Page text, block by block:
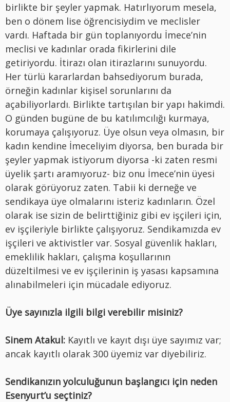
birlikte bir şeyler yapmak. Hatırlıyorum mesela,
ben o dönem lise öğrencisiydim ve meclisler
vardı. Haftada bir gün toplanıyordu İmece’nin
meclisi ve kadınlar orada fikirlerini dile
getiriyordu. İtirazı olan itirazlarını sunuyordu.
Her türlü kararlardan bahsediyorum burada,
örneğin kadınlar kişisel sorunlarını da
açabiliyorlardı. Birlikte tartışılan bir yapı hakimdi.
O günden bugüne de bu katılımcılığı kurmaya,
korumaya çalışıyoruz. Üye olsun veya olmasın, bir
kadın kendine İmeceliyim diyorsa, ben burada bir
şeyler yapmak istiyorum diyorsa -ki zaten resmi
üyelik şartı aramıyoruz- biz onu İmece’nin üyesi
olarak görüyoruz zaten. Tabii ki derneğe ve
sendikaya üye olmalarını isteriz kadınların. Özel
olarak ise sizin de belirttiğiniz gibi ev işçileri için,
ev işçileriyle birlikte çalışıyoruz. Sendikamızda ev
işçileri ve aktivistler var. Sosyal güvenlik hakları,
emeklilik hakları, çalışma koşullarının
düzeltilmesi ve ev işçilerinin iş yasası kapsamına
alınabilmeleri için mücadale ediyoruz.
Üye sayınızla ilgili bilgi verebilir misiniz?
Sinem Atakul: Kayıtlı ve kayıt dışı üye sayımız var;
ancak kayıtlı olarak 300 üyemiz var diyebiliriz.
Sendikanızın yolculuğunun başlangıcı için neden
Esenyurt’u seçtiniz?